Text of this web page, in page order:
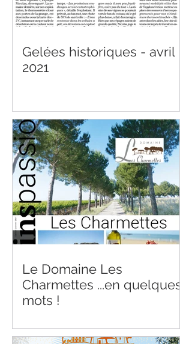
Gelées historiques - avril
2021
Le Domaine Les
Charmettes ...en quelques
mots !